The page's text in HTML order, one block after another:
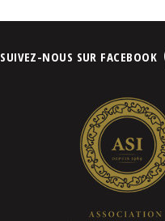
SUIVEZ-NOUS SUR FACEBOOK